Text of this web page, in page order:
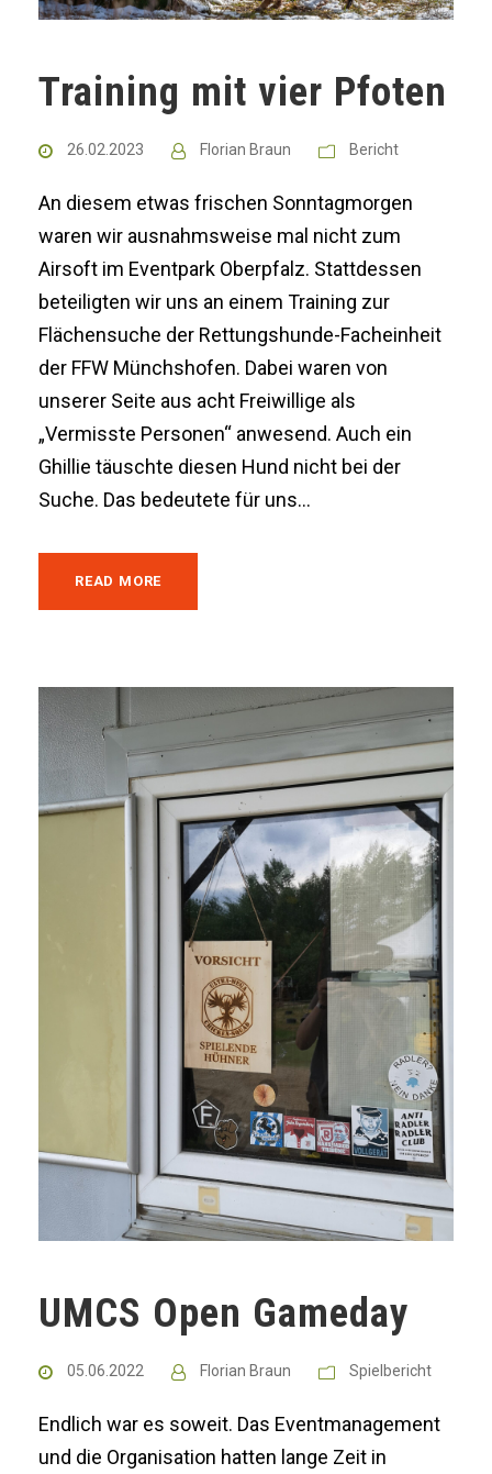
Training mit vier Pfoten
26.02.2023 Florian Braun Bericht
An diesem etwas frischen Sonntagmorgen
waren wir ausnahmsweise mal nicht zum
Airsoft im Eventpark Oberpfalz. Stattdessen
beteiligten wir uns an einem Training zur
Flächensuche der Rettungshunde-Facheinheit
der FFW Münchshofen. Dabei waren von
unserer Seite aus acht Freiwillige als
„Vermisste Personen“ anwesend. Auch ein
Ghillie täuschte diesen Hund nicht bei der
Suche. Das bedeutete für uns...
READ MORE
UMCS Open Gameday
05.06.2022 Florian Braun Spielbericht
Endlich war es soweit. Das Eventmanagement
und die Organisation hatten lange Zeit in